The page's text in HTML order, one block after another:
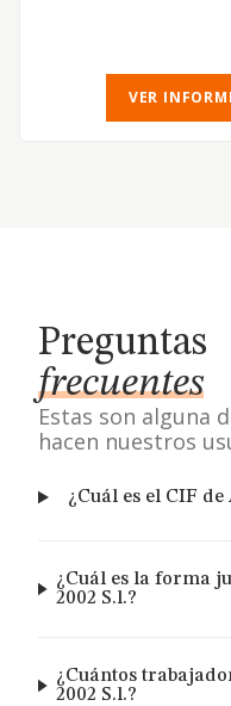
VER
Preguntas
frecuentes
Estas son alguna
hacen nuestros
¿Cuál es el CIF
¿Cuál es la forma
2002 S.l.?
¿Cuántos
2002 S.l.?